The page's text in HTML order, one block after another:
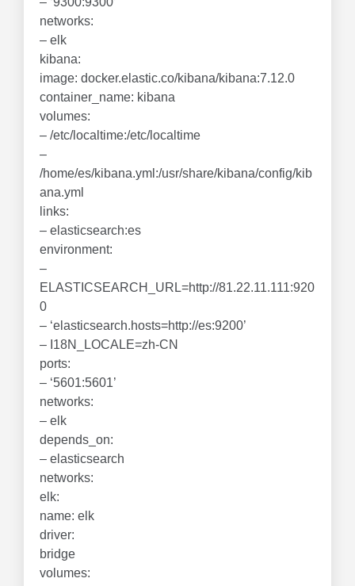
networks:
– elk
kibana:
image: docker.elastic.co/kibana/kibana:7.12.0
container_name: kibana
volumes:
– /etc/localtime:/etc/localtime
–
/home/es/kibana.yml:/usr/share/kibana/config/kib
ana.yml
links:
– elasticsearch:es
environment:
–
ELASTICSEARCH_URL=http://81.22.11.111:920
0
– ‘elasticsearch.hosts=http://es:9200’
– I18N_LOCALE=zh-CN
ports:
– ‘5601:5601’
networks:
– elk
depends_on:
– elasticsearch
networks:
elk:
name: elk
driver:
bridge
volumes: